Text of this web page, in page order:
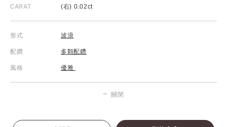
CARAT (右) 0.02ct
形式 波浪
配鑽 多顆配鑽
風格 優雅
關閉